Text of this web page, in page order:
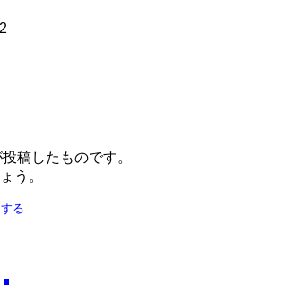
稿したものです。
う。
る